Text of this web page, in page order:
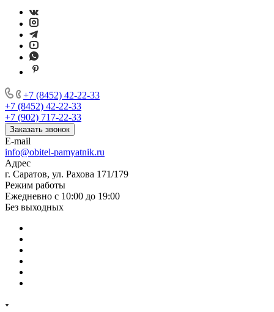
+7 (8452) 42-22-33
+7 (8452) 42-22-33
+7 (902) 717-22-33
Заказать звонок
E-mail
info@obitel-pamyatnik.ru
Адрес
г. Саратов, ул. Рахова 171/179
Режим работы
Ежедневно с 10:00 до 19:00
Без выходных